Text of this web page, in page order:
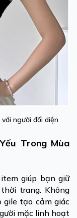
người đối diện
Trong Mùa
giúp bạn giữ
trang. Không
gile tạo cảm giác
mặc linh hoạt